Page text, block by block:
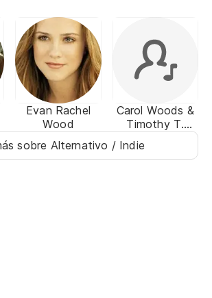
Evan Rachel
Wood
Carol Woods &
Timothy T.
sobre Alternativo / Indie